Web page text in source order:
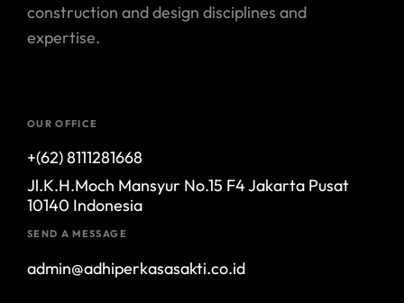
construction and design disciplines and
expertise.
OUR OFFICE
+(62) 8111281668
Jl.K.H.Moch Mansyur No.15 F4 Jakarta Pusat
10140 Indonesia
SEND A MESSAGE
admin@adhiperkasasakti.co.id